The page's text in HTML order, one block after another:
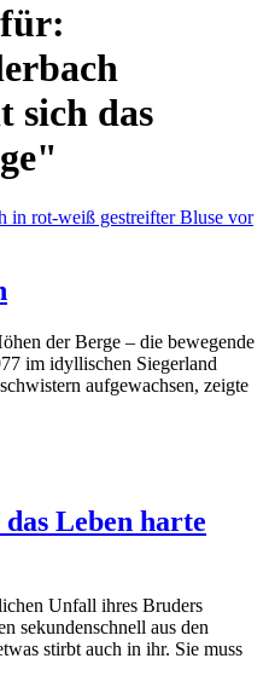
für:
sich das
der Berge – die bewegende
im idyllischen Siegerland
aufgewachsen, zeigte
Leben harte
Unfall ihres Bruders
sekundenschnell aus den
stirbt auch in ihr. Sie muss